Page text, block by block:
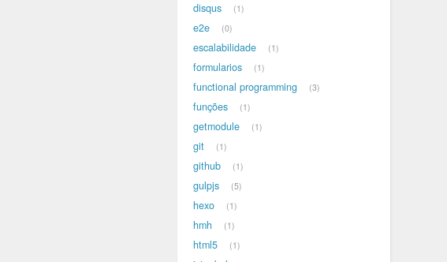
disqus 1
e2e 0
escalabilidade 1
formularios 1
functional programming 3
funções 1
getmodule 1
git 1
github 1
gulpjs 5
hexo 1
hmh 1
html5 1